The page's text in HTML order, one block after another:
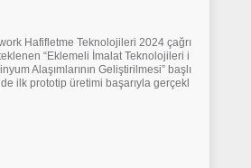
Hafifletme Teknolojileri 2024 çağrı
“Eklemeli İmalat Teknolojileri i
Alaşımlarının Geliştirilmesi” başlı
ilk prototip üretimi başarıyla gerçekl